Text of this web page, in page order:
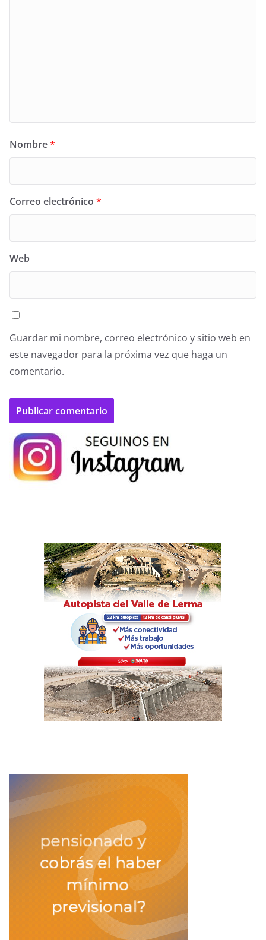
Nombre*
Correo electrónico *
Web
Guardar mi nombre, correo electrónico y sitio web en
este navegador para la próxima vez que haga un
comentario.